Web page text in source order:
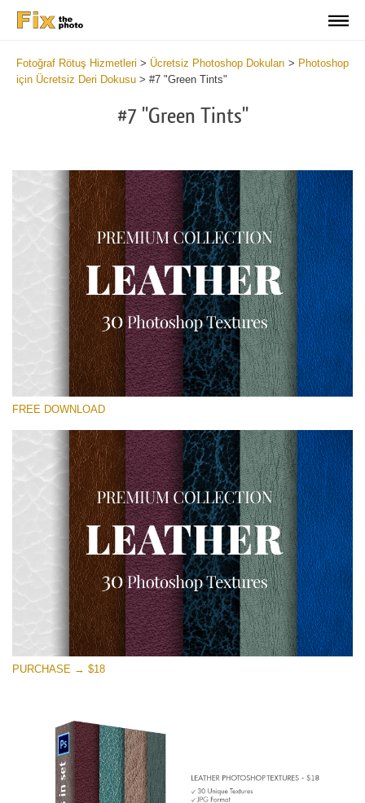
Fotoğraf Rötuş Hizmetleri > Ücretsiz Photoshop Dokuları > Photoshop
için Ücretsiz Deri Dokusu > #7 "Green Tints"
#7 "Green Tints"
Lütfen seçin
Small 800*533px
Real Leather
(30 Textures)
Large 6000*4000px
Entire Collection
(1783 Overlays)
Large 6000*4000px
Ücretsiz indirin
FREE DOWNLOAD
PURCHASE → $18